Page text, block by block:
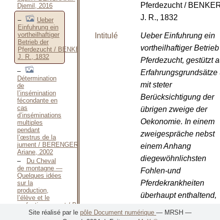
Djemil, 2016
Ueber
Einfuhrung ein
vortheilhaftiger
Betrieb der
Pferdezucht / BENKERT
J. R., 1832
Détermination
de
l’insémination
fécondante en
cas
d’inséminations
multiples
pendant
l’œstrus de la
jument / BERENGER
Ariane, 2002
Du Cheval
de montagne —
Quelques idées
sur la
production,
l’élève et le
perfectionnement / BERGASSE
Pferdezucht /
J. R., 1832
Intitulé
Ueber Einfuhrung ein
vortheilhaftiger
Pferdezucht, gestützt
Erfahrungsgrundsätze
mit steter
Berücksichtigung der
übrigen zweige der
Oekonomie. In einem
zweigespräche nebst
einem Anhang
diegewöhnlichsten
Fohlen-und
Pferdekrankheiten
überhaupt enthaltend,
Site réalisé par le pôle Document numérique — MRSH —